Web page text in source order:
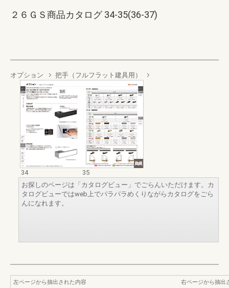
２６ＧＳ商品カタログ 34-35(36-37)
オプション 把手（フルフラット建具用）
34
35
お探しのページは「カタログビュー」でごらんいただけます。カ
タログビューではweb上でパラパラめくりながらカタログをごら
んになれます。
左ページから抽出された内容
右ページから抽出